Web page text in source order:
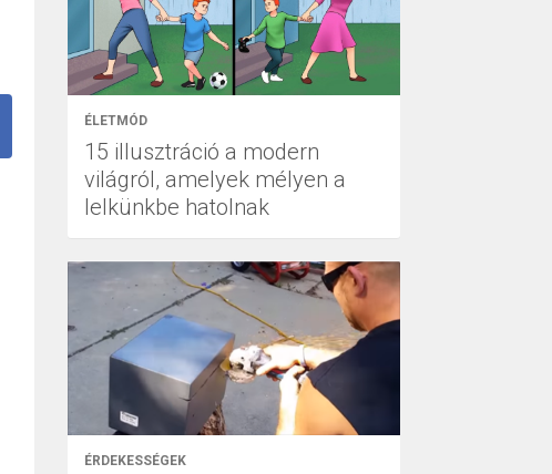
ÉLETMÓD
15 illusztráció a modern
világról, amelyek mélyen a
lelkünkbe hatolnak
ÉRDEKESSÉGEK